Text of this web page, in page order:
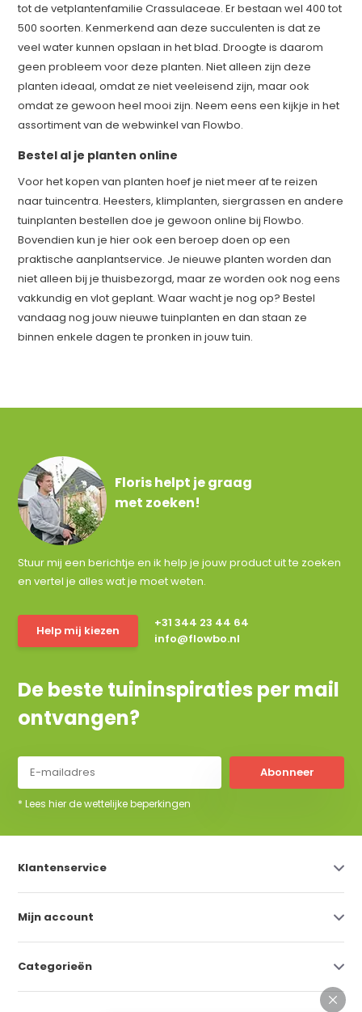
tot de vetplantenfamilie Crassulaceae. Er bestaan wel 400 tot
500 soorten. Kenmerkend aan deze succulenten is dat ze
veel water kunnen opslaan in het blad. Droogte is daarom
geen probleem voor deze planten. Niet alleen zijn deze
planten ideaal, omdat ze niet veeleisend zijn, maar ook
omdat ze gewoon heel mooi zijn. Neem eens een kijkje in het
assortiment van de webwinkel van Flowbo.
Bestel al je planten online
Voor het kopen van planten hoef je niet meer af te reizen
naar tuincentra. Heesters, klimplanten, siergrassen en andere
tuinplanten bestellen doe je gewoon online bij Flowbo.
Bovendien kun je hier ook een beroep doen op een
praktische aanplantservice. Je nieuwe planten worden dan
niet alleen bij je thuisbezorgd, maar ze worden ook nog eens
vakkundig en vlot geplant. Waar wacht je nog op? Bestel
vandaag nog jouw nieuwe tuinplanten en dan staan ze
binnen enkele dagen te pronken in jouw tuin.
Floris helpt je graag
met zoeken!
Stuur mij een berichtje en ik help je jouw product uit te zoeken
en vertel je alles wat je moet weten.
Help mij kiezen
+31 344 23 44 64
info@flowbo.nl
De beste tuininspiraties per mail
ontvangen?
Abonneer
* Lees hier de wettelijke beperkingen
Klantenservice
Mijn account
Categorieën